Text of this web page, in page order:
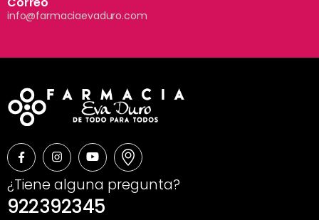
info@farmaciaevaduro.com
¿Tiene alguna pregunta?
922392345